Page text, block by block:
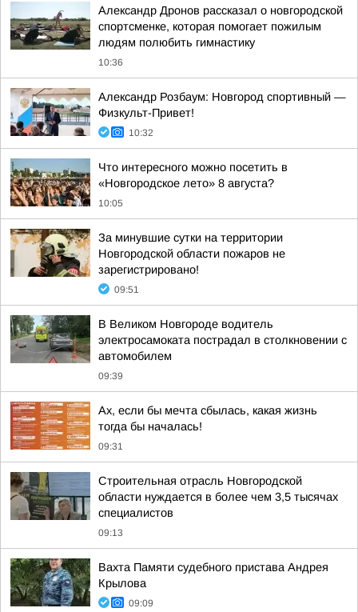
Александр Дронов рассказал о новгородской
спортсменке, которая помогает пожилым
людям полюбить гимнастику
10:36
Александр Розбаум: Новгород спортивный —
Физкульт-Привет!
10:32
Что интересного можно посетить в
«Новгородское лето» 8 августа?
10:05
За минувшие сутки на территории
Новгородской области пожаров не
зарегистрировано!
09:51
В Великом Новгороде водитель
электросамоката пострадал в столкновении с
автомобилем
09:39
Ах, если бы мечта сбылась, какая жизнь
тогда бы началась!
09:31
Строительная отрасль Новгородской
области нуждается в более чем 3,5 тысячах
специалистов
09:13
Вахта Памяти судебного пристава Андрея
Крылова
09:09